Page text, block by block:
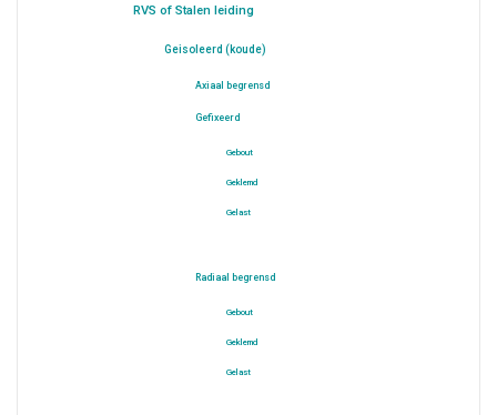
RVS of Stalen leiding
Geisoleerd (koude)
Axiaal begrensd
Gefixeerd
Gebout
Geklemd
Gelast
Radiaal begrensd
Gebout
Geklemd
Gelast